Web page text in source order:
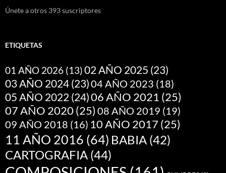
Únete a otros 393 suscriptores
ETIQUETAS
01 AÑO 2026 (13)02 AÑO 2025 (23)
03 AÑO 2024(23)04 AÑO 2023 (18)
05 AÑO 2022(24)06 AÑO 2021 (25)
07 AÑO 2020 (25) 08 AÑO 2019 (19)
09 AÑO 2018 (16) 10 AÑO 2017 (25)
11 AÑO 2016 (64) BABIA (42)
CARTOGRAFIA (44)